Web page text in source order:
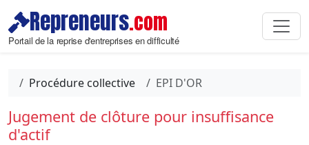
Repreneurs.com
Portail de la reprise d'entreprises en difficulté
Procédure collective EPI D'OR
Jugement de clôture pour insuffisance
d'actif